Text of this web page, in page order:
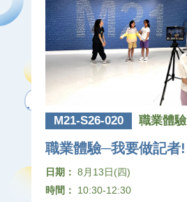
M21-S26-020 職業體驗
職業體驗─我要做記者!
日期： 8月13日(四)
時間：
10:30-12:30